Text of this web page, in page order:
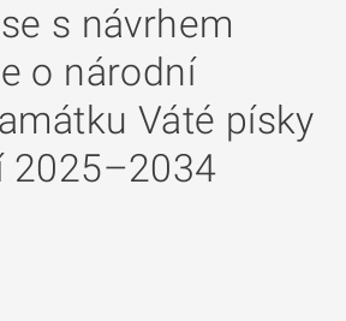
s návrhem
o národní
Váté písky
2025–2034